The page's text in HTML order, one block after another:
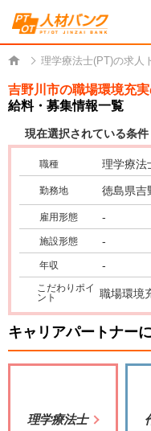
理学療法士(PT)の求人
吉野川市の職場環境充
給料・募集情報一覧
現在選択されている条件
職種 理学療法
勤務地 徳島県吉
雇用形態 -
施設形態 -
年収 -
こだわりポイ
ント
職場環境
キャリアパートナー
理学療法士